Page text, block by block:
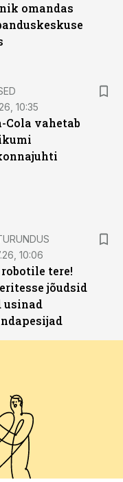
omandas
10:35
Cola vahetab
10:06
tere!
jõudsid
usinad